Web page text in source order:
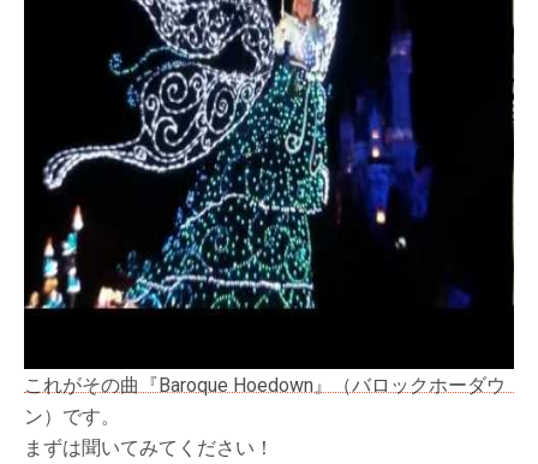
これがその曲『Baroque Hoedown』（バロックホーダウ
ン）です。
まずは聞いてみてください！